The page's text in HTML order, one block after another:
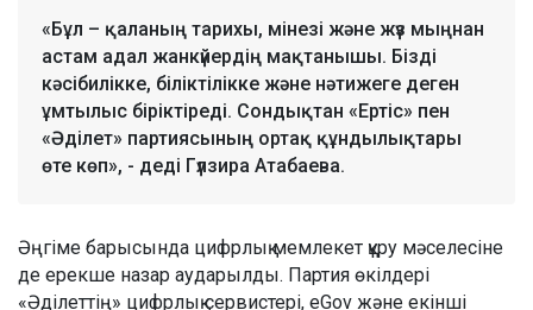
«Бұл – қаланың тарихы, мінезі және жүз мыңнан
астам адал жанкүйердің мақтанышы. Бізді
кәсібилікке, біліктілікке және нәтижеге деген
ұмтылыс біріктіреді. Сондықтан «Ертіс» пен
«Әділет» партиясының ортақ құндылықтары
өте көп», - деді Гүлзира Атабаева.
Әңгіме барысында цифрлық мемлекет құру мәселесіне
де ерекше назар аударылды. Партия өкілдері
«Әділеттің» цифрлық сервистері, eGov және екінші